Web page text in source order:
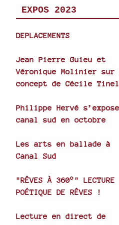
EXPOS 2023
DEPLACEMENTS
Jean Pierre Guieu et
Véronique Molinier sur
concept de Cécile Tinel
Philippe Hervé
canal sud en octobre
Les arts en ballade à
Canal Sud
"RÊVES À 360°" LECTURE
POÉTIQUE DE RÊVES !
Lecture en direct de